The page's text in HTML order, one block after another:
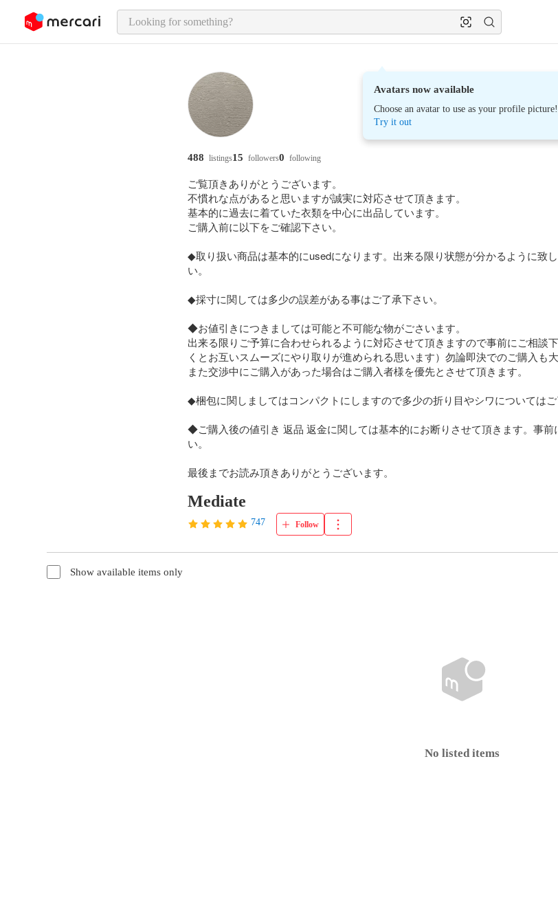
page content
Avatars now available
Choose an avatar to use as your profile picture!
Try it out
Mediate
747 Follow
488 listings15 followers0 following
ご覧頂きありがとうございます。
不慣れな点があると思いますが誠実に対応させて頂きます。
基本的に過去に着ていた衣類を中心に出品しています。
ご購入前に以下をご確認下さい。
◆取り扱い商品は基本的にusedになります。出来る限り状態が分かるように致
い。
◆採寸に関しては多少の誤差がある事はご了承下さい。
◆お値引きにつきましては可能と不可能な物がごさいます。
出来る限りご予算に合わせられるように対応させて頂きますので事前にご相談
くとお互いスムーズにやり取りが進められる思います）勿論即決でのご購入も大
また交渉中にご購入があった場合はご購入者様を優先とさせて頂きます。
◆梱包に関しましてはコンパクトにしますので多少の折り目やシワについてはご
◆ご購入後の値引き 返品 返金に関しては基本的にお断りさせて頂きます。事前
い。
最後までお読み頂きありがとうございます。
Show available items only
No listed items